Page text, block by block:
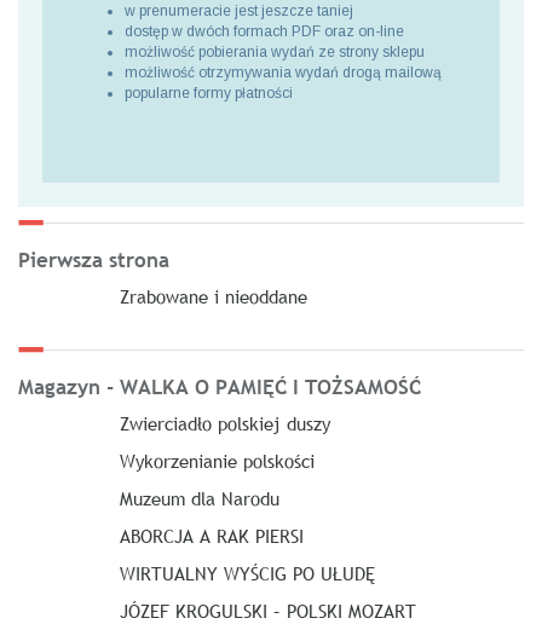
w prenumeracie jest jeszcze taniej
dostęp w dwóch formach PDF oraz on-line
możliwość pobierania wydań ze strony sklepu
możliwość otrzymywania wydań drogą mailową
popularne formy płatności
Pierwsza strona
Zrabowane i nieoddane
Magazyn - WALKA O PAMIĘĆ I TOŻSAMOŚĆ
Zwierciadło polskiej duszy
Wykorzenianie polskości
Muzeum dla Narodu
ABORCJA A RAK PIERSI
WIRTUALNY WYŚCIG PO UŁUDĘ
JÓZEF KROGULSKI – POLSKI MOZART